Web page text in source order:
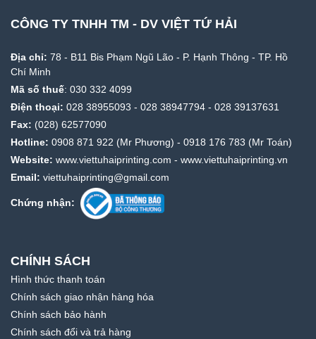
CÔNG TY TNHH TM - DV VIỆT TỨ HẢI
Địa chỉ: 78 - B11 Bis Phạm Ngũ Lão - P. Hạnh Thông - TP. Hồ
Chí Minh
Mã số thuế: 030 332 4099
Điện thoại: 028 38955093 - 028 38947794 - 028 39137631
Fax: (028) 62577090
Hotline: 0908 871 922 (Mr Phương) - 0918 176 783 (Mr Toán)
Website: www.viettuhaiprinting.com - www.viettuhaiprinting.vn
Email: viettuhaiprinting@gmail.com
Chứng nhận:
CHÍNH SÁCH
Hình thức thanh toán
Chính sách giao nhận hàng hóa
Chính sách bảo hành
Chính sách đổi và trả hàng